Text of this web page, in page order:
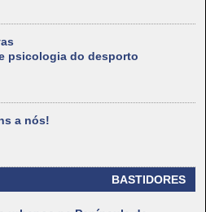
psicologia do desporto
a nós!
BASTIDORES